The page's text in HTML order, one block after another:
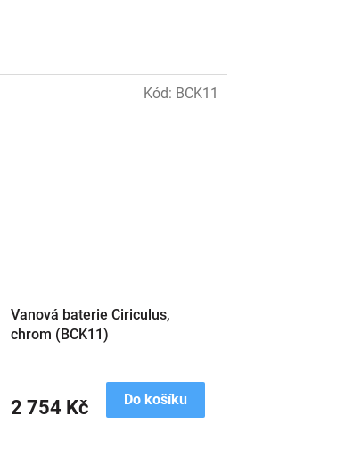
Vanová baterie Ciriculus,
chrom (BCK11)
2 754 Kč Do košíku
Kód: BCK11